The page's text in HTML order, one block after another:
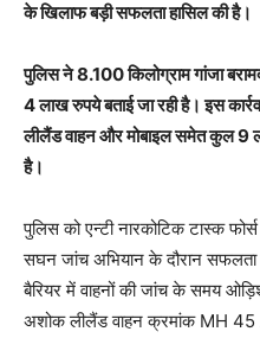
के खिलाफ बड़ी सफलता हासिल की है।
पुलिस ने 8.100 किलोग्राम गांजा
4 लाख रुपये बताई जा रही है। इस
लीलैंड वाहन और मोबाइल समेत कुल 9
है।
पुलिस को एन्टी नारकोटिक टास्क
सघन जांच अभियान के दौरान
बैरियर में वाहनों की जांच के समय
अशोक लीलैंड वाहन क्रमांक MH 45